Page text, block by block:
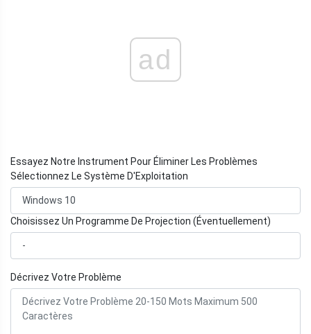
ad
Essayez Notre Instrument Pour Éliminer Les Problèmes
Sélectionnez Le Système D'Exploitation
Choisissez Un Programme De Projection (Éventuellement)
Décrivez Votre Problème